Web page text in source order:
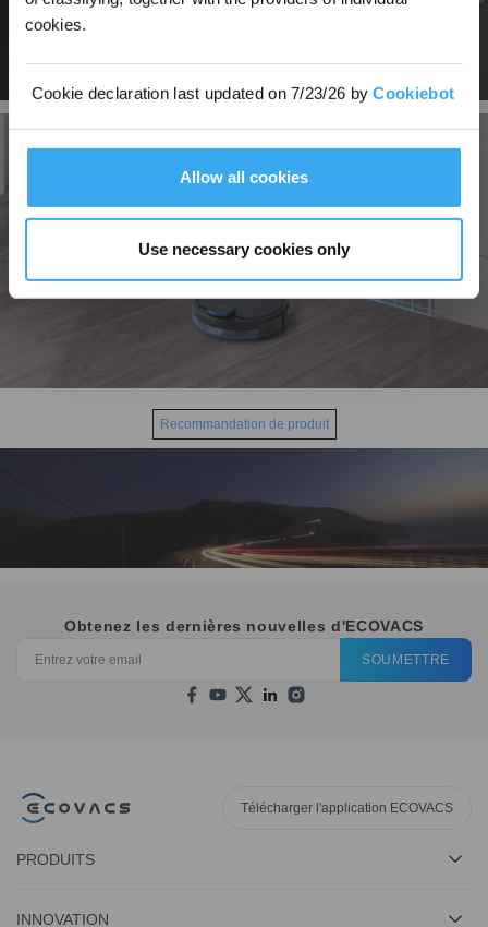
cookies.
Cookie declaration last updated on 7/23/26 byCookiebot
Allow all cookies
Use necessary cookies only
Recommandation de produit
Obtenez les dernières nouvelles d'ECOVACS
SOUMETTRE
Télécharger l'application ECOVACS
PRODUITS
INNOVATION